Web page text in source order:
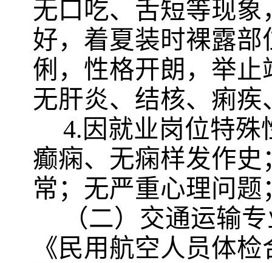
无口吃、舌短等现
好，着夏装时裸露
俐，性格开朗，举止
无肝炎、结核、痢
4.因就业岗位特
癫痫、无痫样发作
常；无严重心理问
（二）交通运输
《民用航空人员体